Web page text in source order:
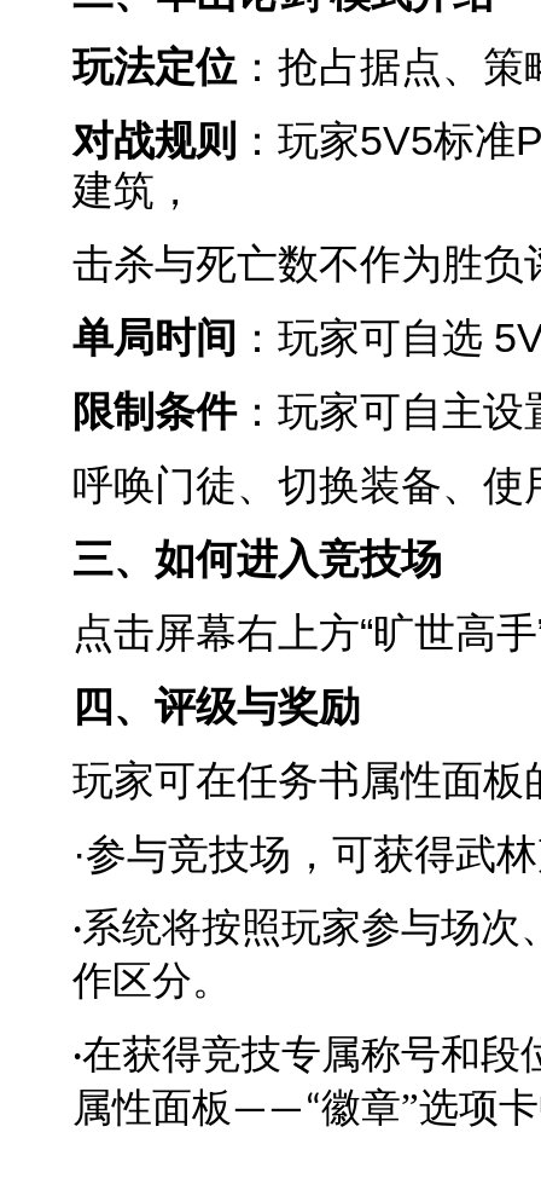
玩法定位 ：抢占据点、策
对战规则 ：玩家5V5标
建筑，
击杀与死亡数不作为胜
单局时间 ：玩家可自选
限制条件：玩家可自主设
呼唤门徒、切换装备、
三、如何进入竞技场
点击屏幕右上方“旷世高
四、评级与奖励
玩家可在任务书属性面板
·参与竞技场，可获得武
·系统将按照玩家参与场
作区分。
·在获得竞技专属称号和段
属性面板——“徽章”选项